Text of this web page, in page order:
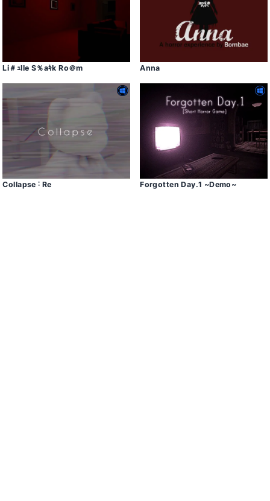
Li＃ｭlle S％aｷk Ro＠m Anna
Collapse ˸ Re Forgotten Day․1 ~Demo~